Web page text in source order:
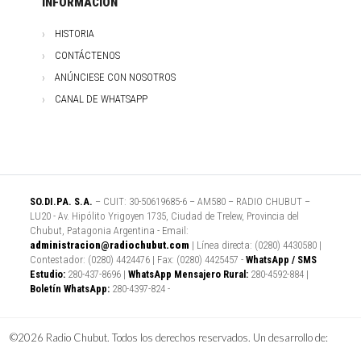
HISTORIA
CONTÁCTENOS
ANÚNCIESE CON NOSOTROS
CANAL DE WHATSAPP
SO.DI.PA. S.A. – CUIT: 30-50619685-6 – AM580 – RADIO CHUBUT –
LU20 - Av. Hipólito Yrigoyen 1735, Ciudad de Trelew, Provincia del
Chubut, Patagonia Argentina - Email:
administracion@radiochubut.com | Línea directa: (0280) 4430580 |
Contestador: (0280) 4424476 | Fax: (0280) 4425457 - WhatsApp / SMS
Estudio: 280-437-8696 | WhatsApp Mensajero Rural: 280-4592-884 |
Boletín WhatsApp: 280-4397-824 -
©2026 Radio Chubut. Todos los derechos reservados. Un desarrollo de: